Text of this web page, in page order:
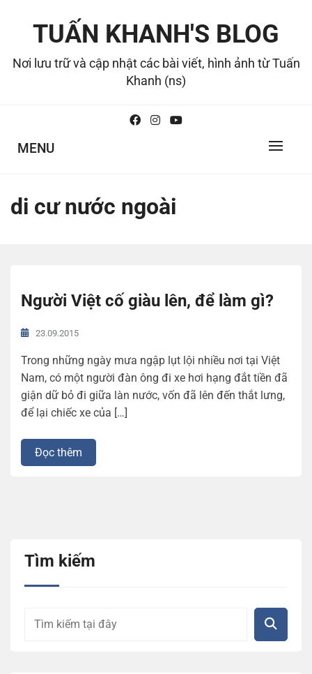
TUẤN KHANH'S BLOG
Nơi lưu trữ và cập nhật các bài viết, hình ảnh từ Tuấn
Khanh (ns)
MENU
di cư nước ngoài
Người Việt cố giàu lên, để làm gì?
23.09.2015
Trong những ngày mưa ngập lụt lội nhiều nơi tại Việt
Nam, có một người đàn ông đi xe hơi hạng đắt tiền đã
giận dữ bỏ đi giữa làn nước, vốn đã lên đến thắt lưng,
để lại chiếc xe của […]
Đọc thêm
Tìm kiếm